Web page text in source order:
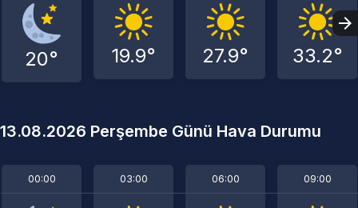
20° 19.9° 27.9° 33.2°
13.08.2026 Perşembe Günü Hava Durumu
00:00 03:00 06:00 09:00